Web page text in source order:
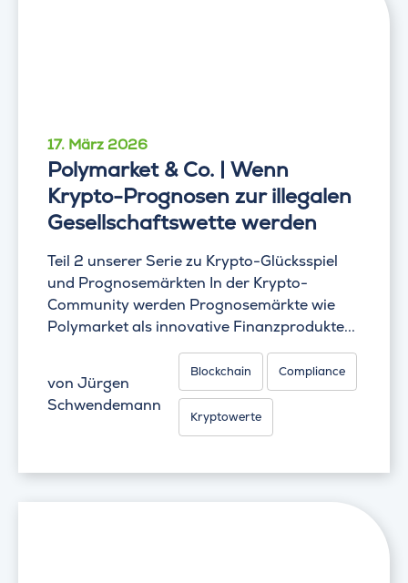
17. März 2026
Polymarket & Co. | Wenn
Krypto-Prognosen zur illegalen
Gesellschaftswette werden
Teil 2 unserer Serie zu Krypto-Glücksspiel
und Prognosemärkten In der Krypto-
Community werden Prognosemärkte wie
Polymarket als innovative Finanzprodukte...
von Jürgen
Schwendemann
Blockchain Compliance
Kryptowerte